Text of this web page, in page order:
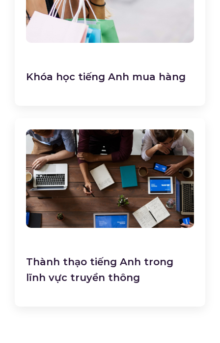
Khóa học tiếng Anh mua hàng
Thành thạo tiếng Anh trong
lĩnh vực truyền thông